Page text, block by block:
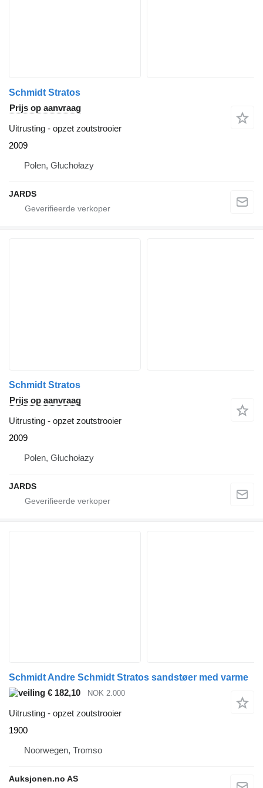
Schmidt Stratos
Prijs op aanvraag
Uitrusting - opzet zoutstrooier
2009
Polen, Głuchołazy
JARDS
Schmidt Stratos
Prijs op aanvraag
Uitrusting - opzet zoutstrooier
2009
Polen, Głuchołazy
JARDS
Schmidt Andre Schmidt Stratos sandstøer med varme
€ 182,10
NOK 2.000
Uitrusting - opzet zoutstrooier
1900
Noorwegen, Tromso
Auksjonen.no AS